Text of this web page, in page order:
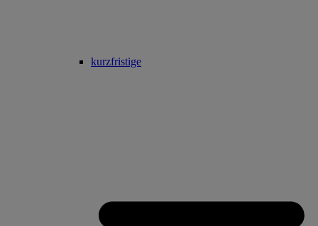
kurzfristige